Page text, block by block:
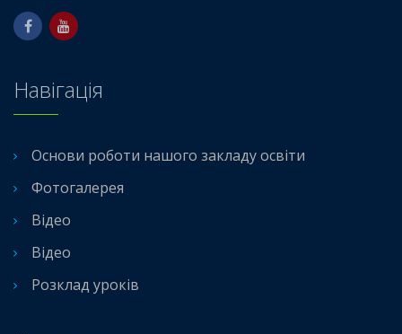
Навігація
Основи роботи нашого закладу освіти
Фотогалерея
Відео
Відео
Розклад уроків